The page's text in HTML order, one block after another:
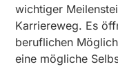
wichtiger
Karriereweg. Es
beruflichen
eine mögliche